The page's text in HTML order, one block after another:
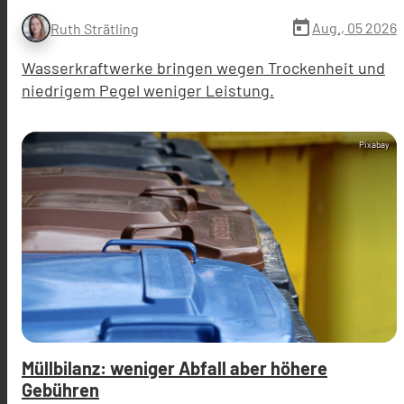
Ruth Strätling today Aug., 05 2026
Wasserkraftwerke bringen wegen Trockenheit und
niedrigem Pegel weniger Leistung.
Pixabay
Müllbilanz: weniger Abfall aber höhere
Gebühren